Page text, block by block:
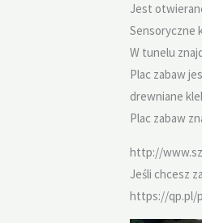
Jest
Sensoryczne
W tunelu
Plac zabaw
drewniane
Plac zabaw
http://
Jeśli chcesz
https://qp.pl/